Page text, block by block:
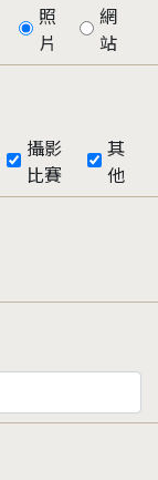
照
片
網
站
攝影
比賽
其
他